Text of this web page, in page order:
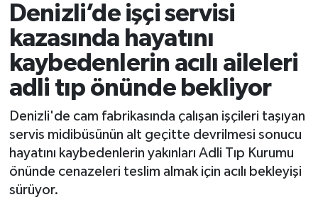
Denizli’de işçi servisi
kazasında hayatını
kaybedenlerin acılı aileleri
adli tıp önünde bekliyor
Denizli'de cam fabrikasında çalışan işçileri taşıyan
servis midibüsünün alt geçitte devrilmesi sonucu
hayatını kaybedenlerin yakınları Adli Tıp Kurumu
önünde cenazeleri teslim almak için acılı bekleyişi
sürüyor.
SİYASET
SAĞLIK
EKONOMİ
KÜLTÜR SANAT
SPOR
MAGAZİN
Denizli Trafik Yoğunluk Haritası
Süper Lig Puan Durumu ve Fikstür
Tüm Manşetler
Son Dakika Haberleri
Haber Arşivi